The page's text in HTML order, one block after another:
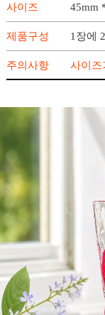
사이즈 45mm
제품구성 1장에
주의사항 사이즈